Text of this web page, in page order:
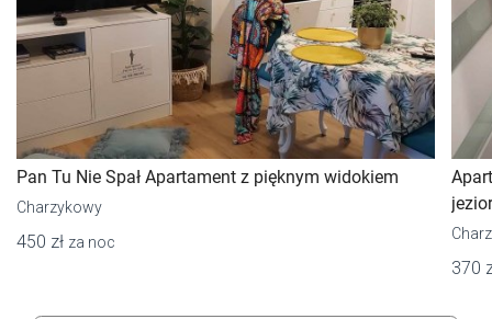
Pan Tu Nie Spał Apartament z pięknym widokiem
Charzykowy
450 zł za noc
370